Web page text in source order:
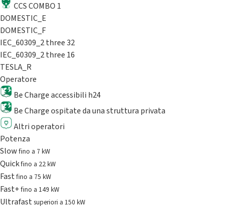
CCS COMBO 1
DOMESTIC_E
DOMESTIC_F
IEC_60309_2 three 32
IEC_60309_2 three 16
TESLA_R
Operatore
Be Charge accessibili h24
Be Charge ospitate da una struttura privata
Altri operatori
Potenza
Slowfino a 7 kW
Quickfino a 22 kW
Fastfino a 75 kW
Fast+fino a 149 kW
Ultrafast superiori a 150 kW